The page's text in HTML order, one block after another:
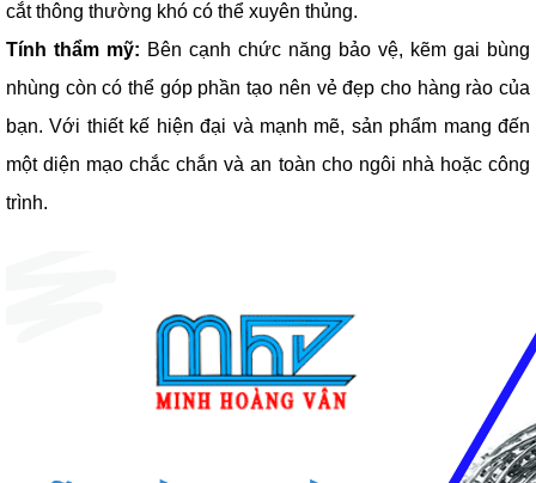
cắt thông thường khó có thể xuyên thủng.
Tính thẩm mỹ: Bên cạnh chức năng bảo vệ, kẽm gai bùng
nhùng còn có thể góp phần tạo nên vẻ đẹp cho hàng rào của
bạn. Với thiết kế hiện đại và mạnh mẽ, sản phẩm mang đến
một diện mạo chắc chắn và an toàn cho ngôi nhà hoặc công
trình.